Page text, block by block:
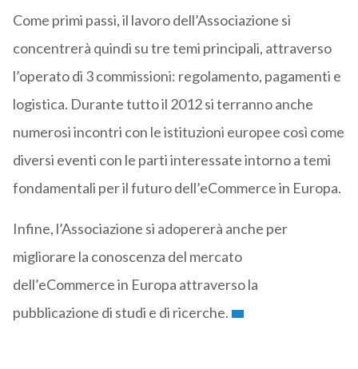
Come primi passi, il lavoro dell’Associazione si
concentrerà quindi su tre temi principali, attraverso
l’operato di 3 commissioni: regolamento, pagamenti e
logistica. Durante tutto il 2012 si terranno anche
numerosi incontri con le istituzioni europee così come
diversi eventi con le parti interessate intorno a temi
fondamentali per il futuro dell’eCommerce in Europa.
Infine, l’Associazione si adopererà anche per
migliorare la conoscenza del mercato
dell’eCommerce in Europa attraverso la
pubblicazione di studi e di ricerche.